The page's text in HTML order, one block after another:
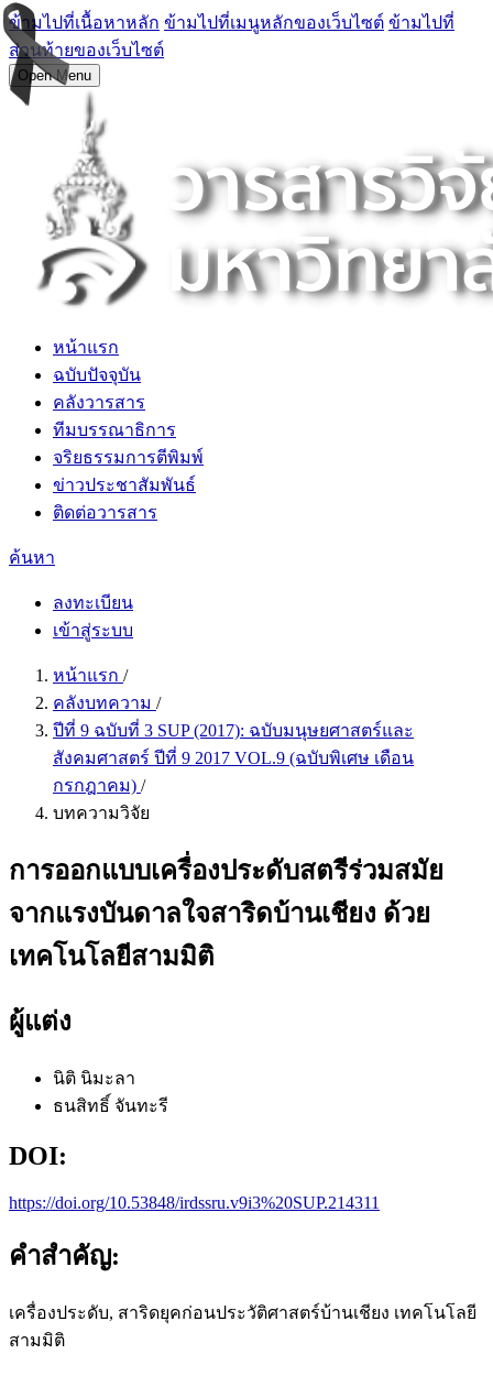
ข้ามไปที่เนื้อหาหลัก ข้ามไปที่เมนูหลักของเว็บไซต์ ข้ามไปที่
ส่วนท้ายของเว็บไซต์
Open Menu
หน้าแรก
ฉบับปัจจุบัน
คลังวารสาร
ทีมบรรณาธิการ
จริยธรรมการตีพิมพ์
ข่าวประชาสัมพันธ์
ติดต่อวารสาร
ค้นหา
ลงทะเบียน
เข้าสู่ระบบ
หน้าแรก /
คลังบทความ /
ปีที่ 9 ฉบับที่ 3 SUP (2017): ฉบับมนุษยศาสตร์และ
สังคมศาสตร์ ปีที่ 9 2017 VOL.9 (ฉบับพิเศษ เดือน
กรกฎาคม) /
บทความวิจัย
การออกแบบเครื่องประดับสตรีร่วมสมัย
จากแรงบันดาลใจสาริดบ้านเชียง ด้วย
เทคโนโลยีสามมิติ
ผู้แต่ง
นิติ นิมะลา
ธนสิทธิ์ จันทะรี
DOI:
https://doi.org/10.53848/irdssru.v9i3%20SUP.214311
คำสำคัญ:
เครื่องประดับ, สาริดยุคก่อนประวัติศาสตร์บ้านเชียง เทคโนโลยี
สามมิติ